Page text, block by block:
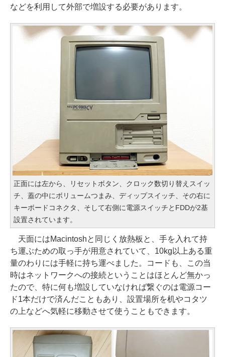
などを利用して外部で増設する必要があります。
正面には左から、リセットボタン、クロック数切り替えスイッ
チ、蓋の中にボリュームつまみ、ディップスイッチ、その右に
キーボードコネクタ、そして右側に電源スイッチとFDDが2基
設置されています。
天面にはMacintoshと同じく放熱板と、手を入れて持
ち運ぶための取っ手が用意されていて、10kg以上ある重
量のわりには手軽に持ち運べました。コードも、この当
時はネットワークへの接続ということはほとんど無かっ
たので、特に何も増設していなければ繋ぐのは電源コー
ド1本だけで済んだこともあり、設置場所を机やコタツ
の上などへ気軽に移動させて使うこともできます。